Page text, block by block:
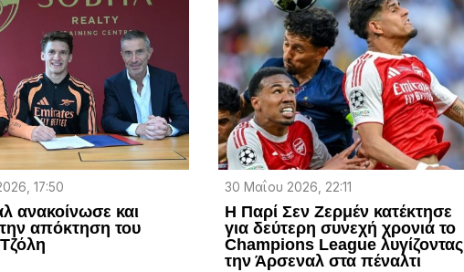
17:50
ανακοίνωσε και
απόκτηση του
30 Μαΐου 2026, 22:11
Η Παρί Σεν Ζερμέν κατέκτησε
για δεύτερη συνεχή χρονιά το
Champions League λυγίζοντας
την Άρσεναλ στα πέναλτι